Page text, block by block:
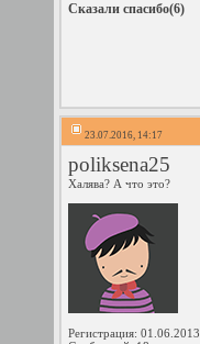
Сказали спасибо(6)
23.07.2016, 14:17
poliksena25
Халява? А что это?
Регистрация: 01.06.2013